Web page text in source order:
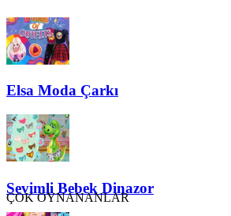
Elsa Moda Çarkı
Sevimli Bebek Dinazor
ÇOK OYNANANLAR